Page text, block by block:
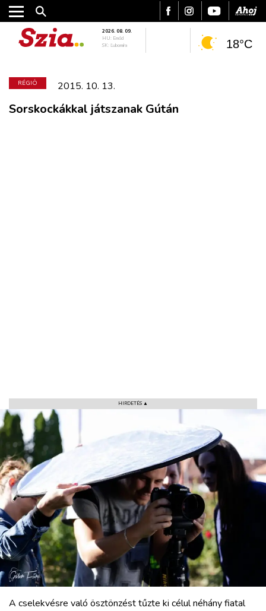
VÁROS
RÉGIÓ
SPORT
KULTÚRA
PODCAST
MIX
2026. 08. 09.
HU: Emőd
SK: Ľubomíra
18°C
RÉGIÓ 2015. 10. 13.
Sorskockákkal játszanak Gútán
HIRDETÉS ▲
A cselekvésre való ösztönzést tűzte ki célul néhány fiatal